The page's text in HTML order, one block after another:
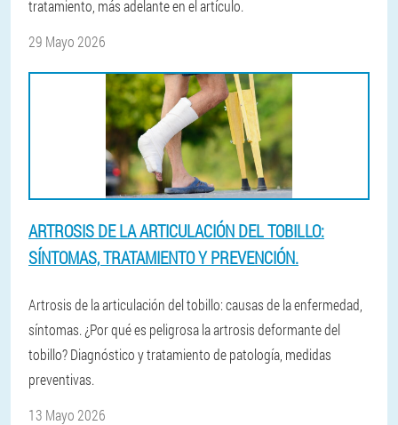
tratamiento, más adelante en el artículo.
29 Mayo 2026
ARTROSIS DE LA ARTICULACIÓN DEL TOBILLO:
SÍNTOMAS, TRATAMIENTO Y PREVENCIÓN.
Artrosis de la articulación del tobillo: causas de la enfermedad,
síntomas. ¿Por qué es peligrosa la artrosis deformante del
tobillo? Diagnóstico y tratamiento de patología, medidas
preventivas.
13 Mayo 2026